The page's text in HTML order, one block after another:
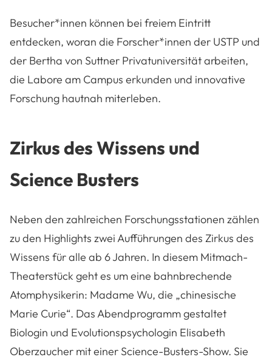
Besucher*innen können bei freiem Eintritt
entdecken, woran die Forscher*innen der USTP und
der Bertha von Suttner Privatuniversität arbeiten,
die Labore am Campus erkunden und innovative
Forschung hautnah miterleben.
Zirkus des Wissens und
Science Busters
Neben den zahlreichen Forschungsstationen zählen
zu den Highlights zwei Aufführungen des Zirkus des
Wissens für alle ab 6 Jahren. In diesem Mitmach-
Theaterstück geht es um eine bahnbrechende
Atomphysikerin: Madame Wu, die „chinesische
Marie Curie“. Das Abendprogramm gestaltet
Biologin und Evolutionspsychologin Elisabeth
Oberzaucher mit einer Science-Busters-Show. Sie